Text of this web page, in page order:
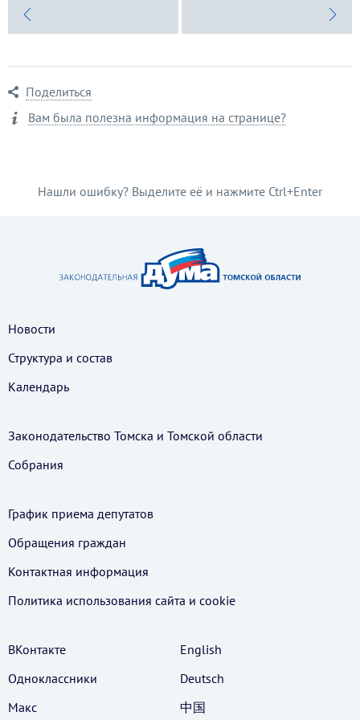
Поделиться
Вам была полезна информация на странице?
Нашли ошибку? Выделите её и нажмите Ctrl+Enter
Новости
Структура и состав
Календарь
Законодательство Томска и Томской области
Собрания
График приема депутатов
Обращения граждан
Контактная информация
Политика использования cайта и cookie
ВКонтакте
Одноклассники
Макс
English
Deutsch
中国